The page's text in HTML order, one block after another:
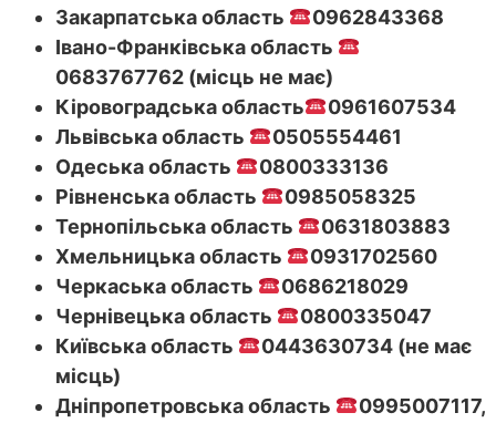
Закарпатська область
0962843368
Івано-Франківська область
0683767762 (місць не має)
Кіровоградська область
0961607534
Львівська область
0505554461
Одеська область
0800333136
Рівненська область
0985058325
Тернопільська область
0631803883
Хмельницька область
0931702560
Черкаська область
0686218029
Чернівецька область
0800335047
Київська область
0443630734 (не має
місць)
Дніпропетровська область
0995007117,